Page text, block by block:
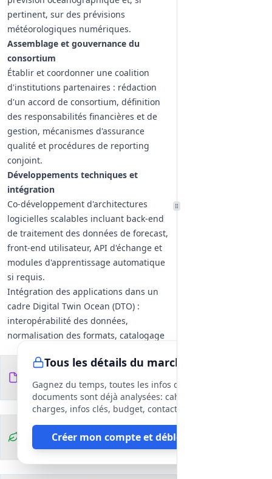
pertinent, sur des prévisions
météorologiques numériques.
Assemblage et gouvernance du
consortium
Établir et coordonner une coalition
d'institutions partenaires : rédaction
d'un accord de consortium, définition
des responsabilités financières et de
gestion, mécanismes d'assurance
qualité et procédures de reporting
conjoint.
Développements techniques et
intégration
Co-développement d'architectures
logicielles scalables incluant back-end
de traitement des données de forecast,
front-end utilisateur, API d'échange et
modules d'apprentissage automatique
si requis.
Intégration des applications dans un
cadre Digital Twin Ocean (DTO) :
interopérabilité des données,
normalisation des formats, catalogage
Hébergement opérationnel et
maintenance technique pendant la
durée de l'action (infrastructures,
sauvegarde, supervision, mises à jour).
Validation opérationnelle et assurance
qualité
Réaliser campagnes de tests,
validation fonctionnelle et tests
Tous les détails du marché
Gagnez du temps, toutes les infos des
documents sont déjà analysées: cahier des
charges, infos clés, budget, contact, etc
Créer mon compte et débloquer
Documents du
DCE
fichiers
Clauses
environnementales